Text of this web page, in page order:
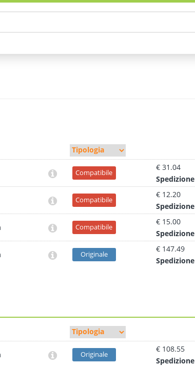
Compatibile
€ 31.04
Spedizione
Compatibile
€ 12.20
Spedizione
Compatibile
€ 15.00
Spedizione
Originale
€ 147.49
Spedizione
Originale
€ 108.55
Spedizione